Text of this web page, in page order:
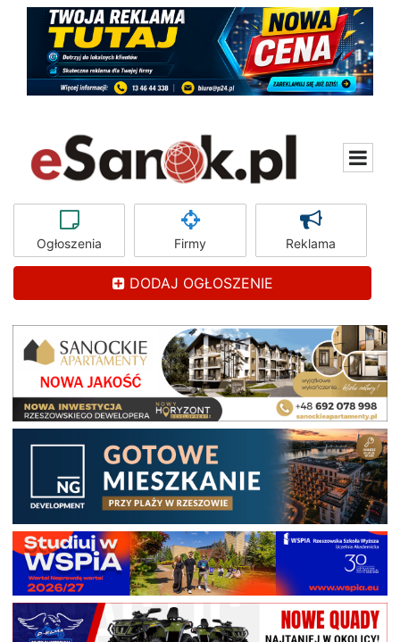
Ogłoszenia Firmy Reklama
DODAJ OGŁOSZENIE